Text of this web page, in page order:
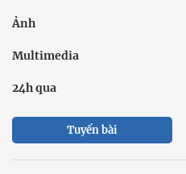
Ảnh
Multimedia
24h qua
Tuyến bài